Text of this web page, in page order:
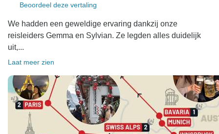
Beoordeel deze vertaling
We hadden een geweldige ervaring dankzij onze
reisleiders Gemma en Sylvian. Ze legden alles duidelijk
uit,...
Laat meer zien